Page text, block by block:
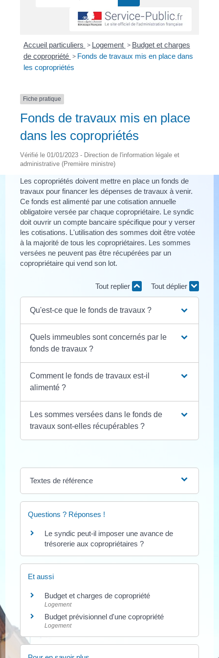
Accueil particuliers > Logement > Budget et charges
de copropriété > Fonds de travaux mis en place dans
les copropriétés
Fiche pratique
Fonds de travaux mis en place
dans les copropriétés
Vérifié le 01/01/2023 - Direction de l'information légale et
administrative (Première ministre)
Les copropriétés doivent mettre en place un fonds de
travaux pour financer les dépenses de travaux à venir.
Ce fonds est alimenté par une cotisation annuelle
obligatoire versée par chaque copropriétaire. Le syndic
doit ouvrir un compte bancaire spécifique pour y verser
les cotisations. L'utilisation des sommes doit être votée
à la majorité de tous les copropriétaires. Les sommes
versées ne peuvent pas être récupérées par un
copropriétaire qui vend son lot.
Tout replier Tout déplier
Qu'est-ce que le fonds de travaux ?
Quels immeubles sont concernés par le
fonds de travaux ?
Comment le fonds de travaux est-il
alimenté ?
Les sommes versées dans le fonds de
travaux sont-elles récupérables ?
Textes de référence
Questions ? Réponses !
Le syndic peut-il imposer une avance de
trésorerie aux copropriétaires ?
Et aussi
Budget et charges de copropriété
Logement
Budget prévisionnel d'une copropriété
Logement